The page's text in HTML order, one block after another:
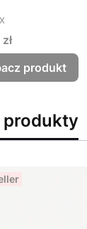
produkt
produkty